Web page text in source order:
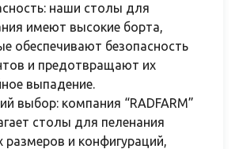
наши столы для
имеют высокие борта,
обеспечивают безопасность
и предотвращают их
выпадение.
выбор: компания “RADFARM”
столы для пеленания
размеров и конфигураций,